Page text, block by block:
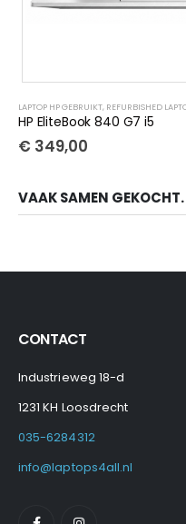
LAPTOP HP GEBRUIKT, REFURBISHED
HP EliteBook 840 G7 i5
€ 349,00
VAAK SAMEN GEKOCHT.
CONTACT
Industrieweg 18-d
1231 KH Loosdrecht
035-6284312
info@laptops4all.nl